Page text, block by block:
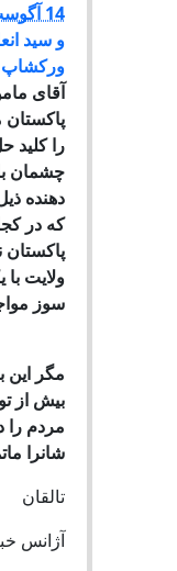
14 آگوست 2007, 14:53
و سيد
آقای
را کلید
چشمان
دهنده
که در
ولایت
سوز
مگر این
بیش از
مردم را
شانرا
تالقان
آژانس